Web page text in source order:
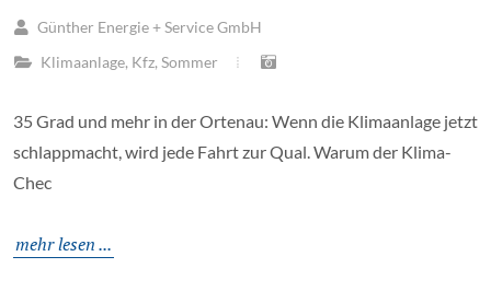
Günther Energie + Service GmbH
Klimaanlage, Kfz, Sommer
35 Grad und mehr in der Ortenau: Wenn die Klimaanlage jetzt
schlappmacht, wird jede Fahrt zur Qual. Warum der Klima-
Chec
mehr lesen ...